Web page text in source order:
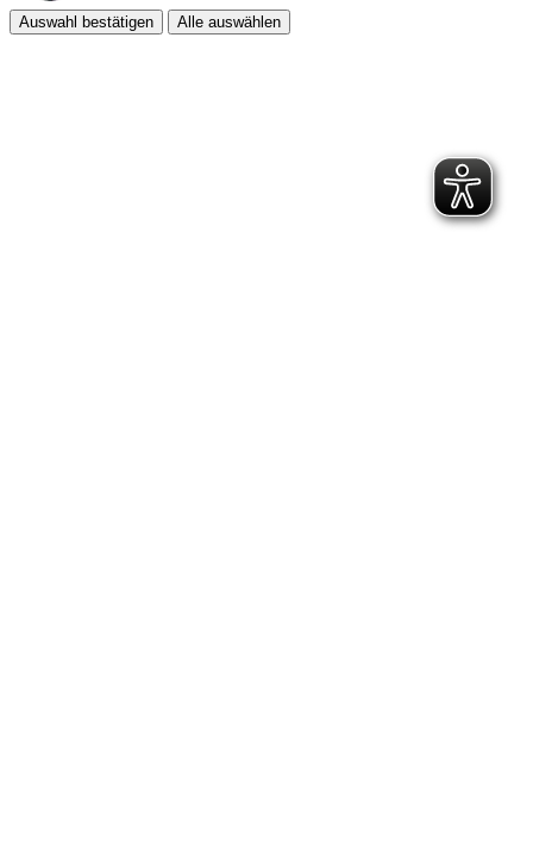
Auswahl bestätigen Alle auswählen